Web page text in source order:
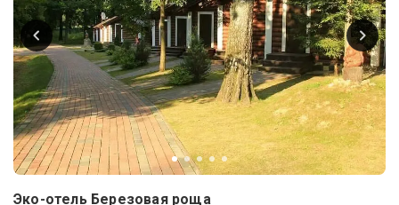
Эко-отель Березовая роща